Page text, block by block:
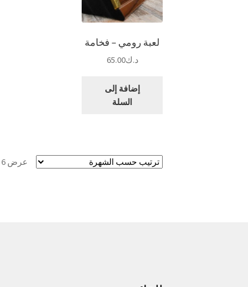
لعبة رومي – فخامة
د.ك65.00
إضافة إلى
السلة
عرض ⁦6⁩ من كل النتائج